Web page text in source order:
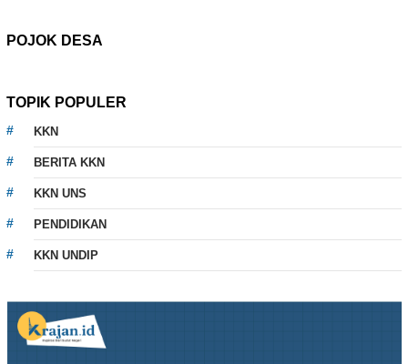
POJOK DESA
TOPIK POPULER
KKN
BERITA KKN
KKN UNS
PENDIDIKAN
KKN UNDIP